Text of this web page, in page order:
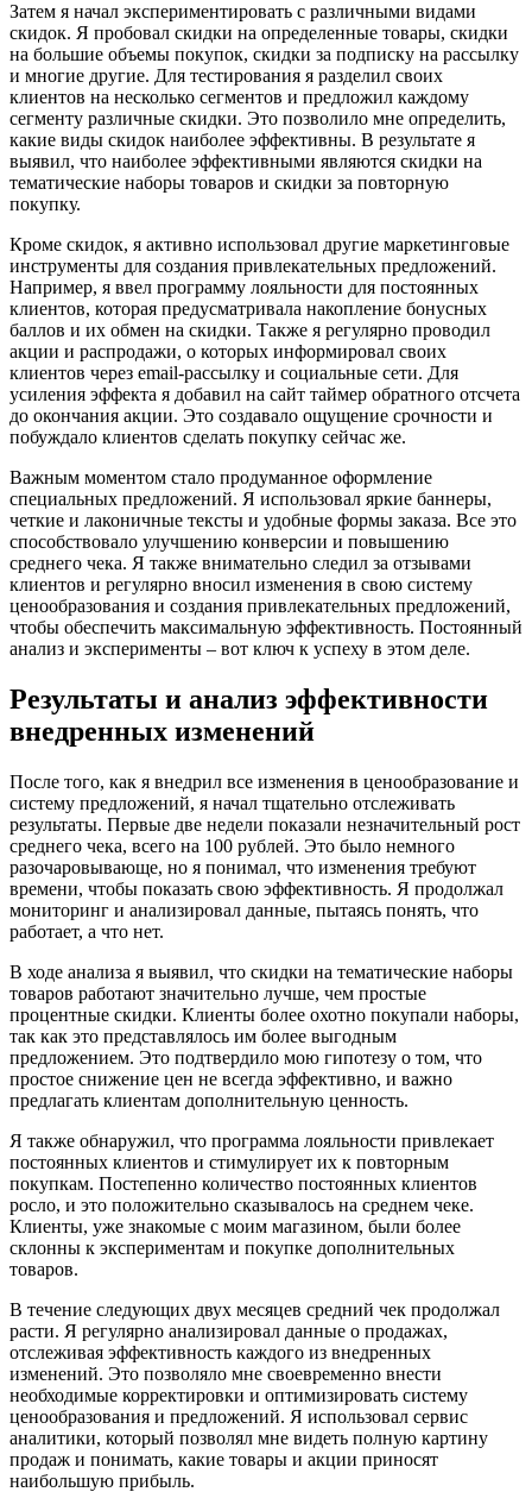
Затем я начал экспериментировать с различными видами
скидок. Я пробовал скидки на определенные товары, скидки
на большие объемы покупок, скидки за подписку на рассылку
и многие другие. Для тестирования я разделил своих
клиентов на несколько сегментов и предложил каждому
сегменту различные скидки. Это позволило мне определить,
какие виды скидок наиболее эффективны. В результате я
выявил, что наиболее эффективными являются скидки на
тематические наборы товаров и скидки за повторную
покупку.
Кроме скидок, я активно использовал другие маркетинговые
инструменты для создания привлекательных предложений.
Например, я ввел программу лояльности для постоянных
клиентов, которая предусматривала накопление бонусных
баллов и их обмен на скидки. Также я регулярно проводил
акции и распродажи, о которых информировал своих
клиентов через email-рассылку и социальные сети. Для
усиления эффекта я добавил на сайт таймер обратного отсчета
до окончания акции. Это создавало ощущение срочности и
побуждало клиентов сделать покупку сейчас же.
Важным моментом стало продуманное оформление
специальных предложений. Я использовал яркие баннеры,
четкие и лаконичные тексты и удобные формы заказа. Все это
способствовало улучшению конверсии и повышению
среднего чека. Я также внимательно следил за отзывами
клиентов и регулярно вносил изменения в свою систему
ценообразования и создания привлекательных предложений,
чтобы обеспечить максимальную эффективность. Постоянный
анализ и эксперименты – вот ключ к успеху в этом деле.
Результаты и анализ эффективности
внедренных изменений
После того, как я внедрил все изменения в ценообразование и
систему предложений, я начал тщательно отслеживать
результаты. Первые две недели показали незначительный рост
среднего чека, всего на 100 рублей. Это было немного
разочаровывающе, но я понимал, что изменения требуют
времени, чтобы показать свою эффективность. Я продолжал
мониторинг и анализировал данные, пытаясь понять, что
работает, а что нет.
В ходе анализа я выявил, что скидки на тематические наборы
товаров работают значительно лучше, чем простые
процентные скидки. Клиенты более охотно покупали наборы,
так как это представлялось им более выгодным
предложением. Это подтвердило мою гипотезу о том, что
простое снижение цен не всегда эффективно, и важно
предлагать клиентам дополнительную ценность.
Я также обнаружил, что программа лояльности привлекает
постоянных клиентов и стимулирует их к повторным
покупкам. Постепенно количество постоянных клиентов
росло, и это положительно сказывалось на среднем чеке.
Клиенты, уже знакомые с моим магазином, были более
склонны к экспериментам и покупке дополнительных
товаров.
В течение следующих двух месяцев средний чек продолжал
расти. Я регулярно анализировал данные о продажах,
отслеживая эффективность каждого из внедренных
изменений. Это позволяло мне своевременно внести
необходимые корректировки и оптимизировать систему
ценообразования и предложений. Я использовал сервис
аналитики, который позволял мне видеть полную картину
продаж и понимать, какие товары и акции приносят
наибольшую прибыль.